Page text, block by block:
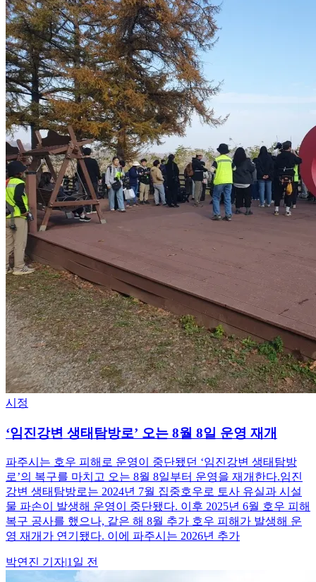
시정
‘임진강변 생태탐방로’ 오는 8월 8일 운영 재개
파주시는 호우 피해로 운영이 중단됐던 ‘임진강변 생태탐방
로’의 복구를 마치고 오는 8월 8일부터 운영을 재개한다.임진
강변 생태탐방로는 2024년 7월 집중호우로 토사 유실과 시설
물 파손이 발생해 운영이 중단됐다. 이후 2025년 6월 호우 피해
복구 공사를 했으나, 같은 해 8월 추가 호우 피해가 발생해 운
영 재개가 연기됐다. 이에 파주시는 2026년 추가
박연진 기자|1일 전